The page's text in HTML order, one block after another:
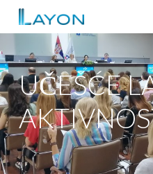
Skip
content
UČEŠĆE